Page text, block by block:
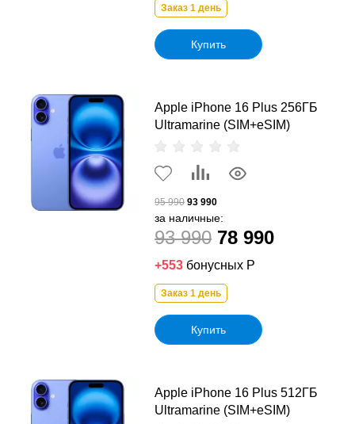
Заказ 1 день
Купить
Apple iPhone 16 Plus 256ГБ
Ultramarine (SIM+eSIM)
95 990 93 990
за наличные:
93 990 78 990
+553 бонусных Р
Заказ 1 день
Купить
Apple iPhone 16 Plus 512ГБ
Ultramarine (SIM+eSIM)